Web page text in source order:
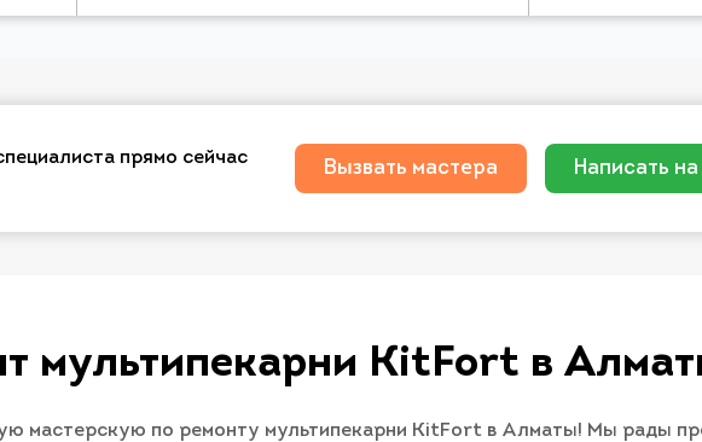
прямо сейчас
Вызвать мастера Написать
мультипекарни KitFort в
мастерскую по ремонту мультипекарни KitFort в Алматы! Мы рады